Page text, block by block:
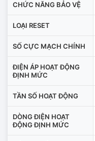
CHỨC NĂNG BẢO VỆ
LOẠI RESET
SỐ CỰC MẠCH CHÍNH
ĐIỆN ÁP HOẠT ĐỘNG
ĐỊNH MỨC
TẦN SỐ HOẠT ĐỘNG
DÒNG ĐIỆN HOẠT
ĐỘNG ĐỊNH MỨC